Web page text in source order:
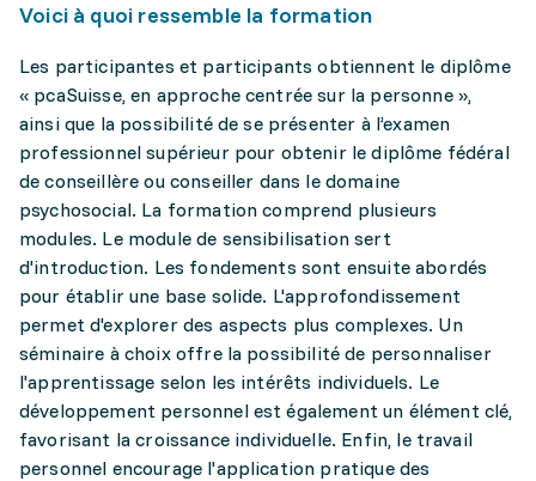
Voici à quoi ressemble la formation
Les participantes et participants obtiennent le diplôme
« pcaSuisse, en approche centrée sur la personne »,
ainsi que la possibilité de se présenter à l’examen
professionnel supérieur pour obtenir le diplôme fédéral
de conseillère ou conseiller dans le domaine
psychosocial. La formation comprend plusieurs
modules. Le module de sensibilisation sert
d'introduction. Les fondements sont ensuite abordés
pour établir une base solide. L'approfondissement
permet d'explorer des aspects plus complexes. Un
séminaire à choix offre la possibilité de personnaliser
l'apprentissage selon les intérêts individuels. Le
développement personnel est également un élément clé,
favorisant la croissance individuelle. Enfin, le travail
personnel encourage l'application pratique des